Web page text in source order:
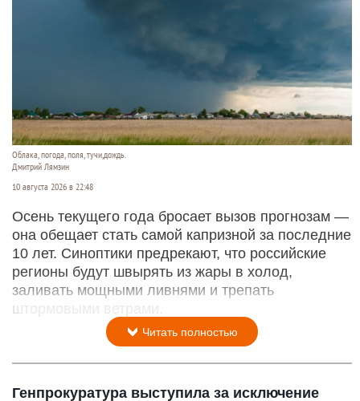
Облака, погода, поля, тучи,дождь.
Дмитрий Лямзин
10 августа 2026 в 22:48
Осень текущего года бросает вызов прогнозам —
она обещает стать самой капризной за последние
10 лет. Синоптики предрекают, что российские
регионы будут швырять из жары в холод,
заливать мощными ливнями и трепать
штормовыми ветрами.
Читать полностью
Генпрокуратура выступила за исключение